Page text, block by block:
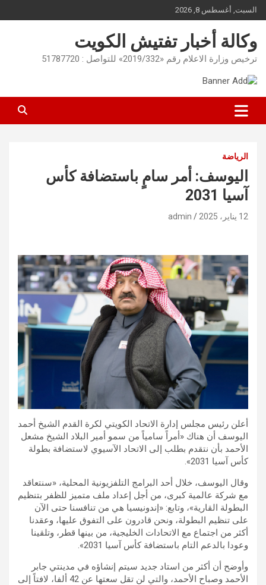
Skip
to
content
السبت, أغسطس 8, 2026
وكالة أخبار تفتيش الكويت
ترخيص وزارة الاعلام رقم «2019/332» للتواصل : 51787720
الرياضة
اليوسف: أمر سامٍ باستضافة كأس
آسيا 2031
12 يناير، 2025 admin
أعلن رئيس مجلس إدارة الاتحاد الكويتي لكرة القدم الشيخ أحمد
اليوسف أن هناك «أمراً سامياً من سمو أمير البلاد الشيخ مشعل
الأحمد بأن نتقدم بطلب إلى الاتحاد الآسيوي لاستضافة بطولة
كأس آسيا 2031».
وقال اليوسف، خلال أحد البرامج التلفزيونية المحلية، «سنتعاقد
مع شركة عالمية كبرى، من أجل إعداد ملف متميز للظفر بتنظيم
البطولة القارية»، وتابع: «إندونيسيا هي من تنافسنا حتى الآن
على تنظيم البطولة، ونحن قادرون على التفوق عليها، وعقدنا
أكثر من اجتماع مع الاتحادات الخليجية، من بينها قطر، وتلقينا
وعودا بالدعم التام باستضافة كأس آسيا 2031».
وأوضح أن أكثر من استاد جديد سيتم إنشاؤه في مدينتي جابر
الأحمد وصباح الأحمد، والتي لن تقل سعتها عن 42 ألفا، لافتاً إلى